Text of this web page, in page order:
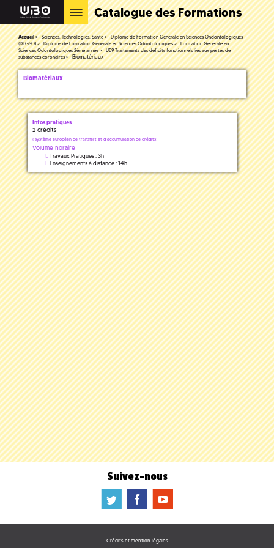
Catalogue des Formations
Accueil Sciences, Technologies, Santé
Diplôme de Formation Générale en Sciences Ondontologiques
(DFGSO)
Diplôme de Formation Générale en Sciences Odontologiques
Formation Générale en
Sciences Odontologiques 2ème année
UE9 Traitements des déficits fonctionnels liés aux pertes de
substances coronaires
Biomatériaux
Biomatériaux
Infos pratiques
2 crédits
( système européen de transfert et d'accumulation de crédits)
Volume horaire
Travaux Pratiques : 3h
Enseignements à distance : 14h
Suivez-nous
a b f
Crédits et mention légales